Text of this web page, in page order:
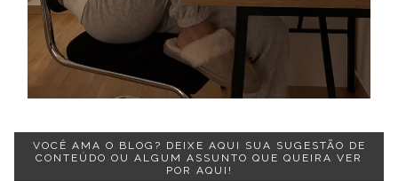
VOCÊ AMA O BLOG? DEIXE AQUI SUA SUGESTÃO DE
CONTEÚDO OU ALGUM ASSUNTO QUE QUEIRA VER
POR AQUI!